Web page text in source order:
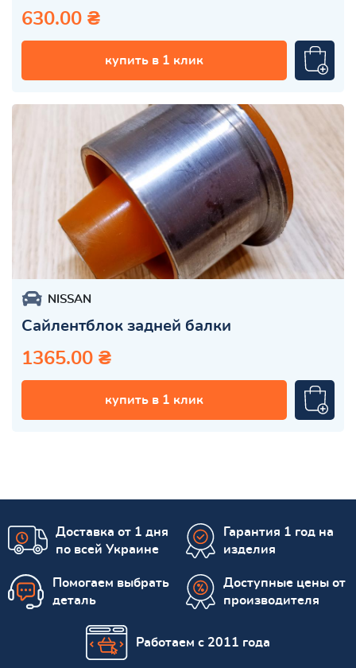
630.00 ₴
купить в 1 клик
NISSAN
Сайлентблок задней балки
1365.00 ₴
купить в 1 клик
Доставка от 1 дня
по всей Украине
Гарантия 1 год на
изделия
Помогаем выбрать
деталь
Доступные цены от
производителя
Работаем с 2011 года